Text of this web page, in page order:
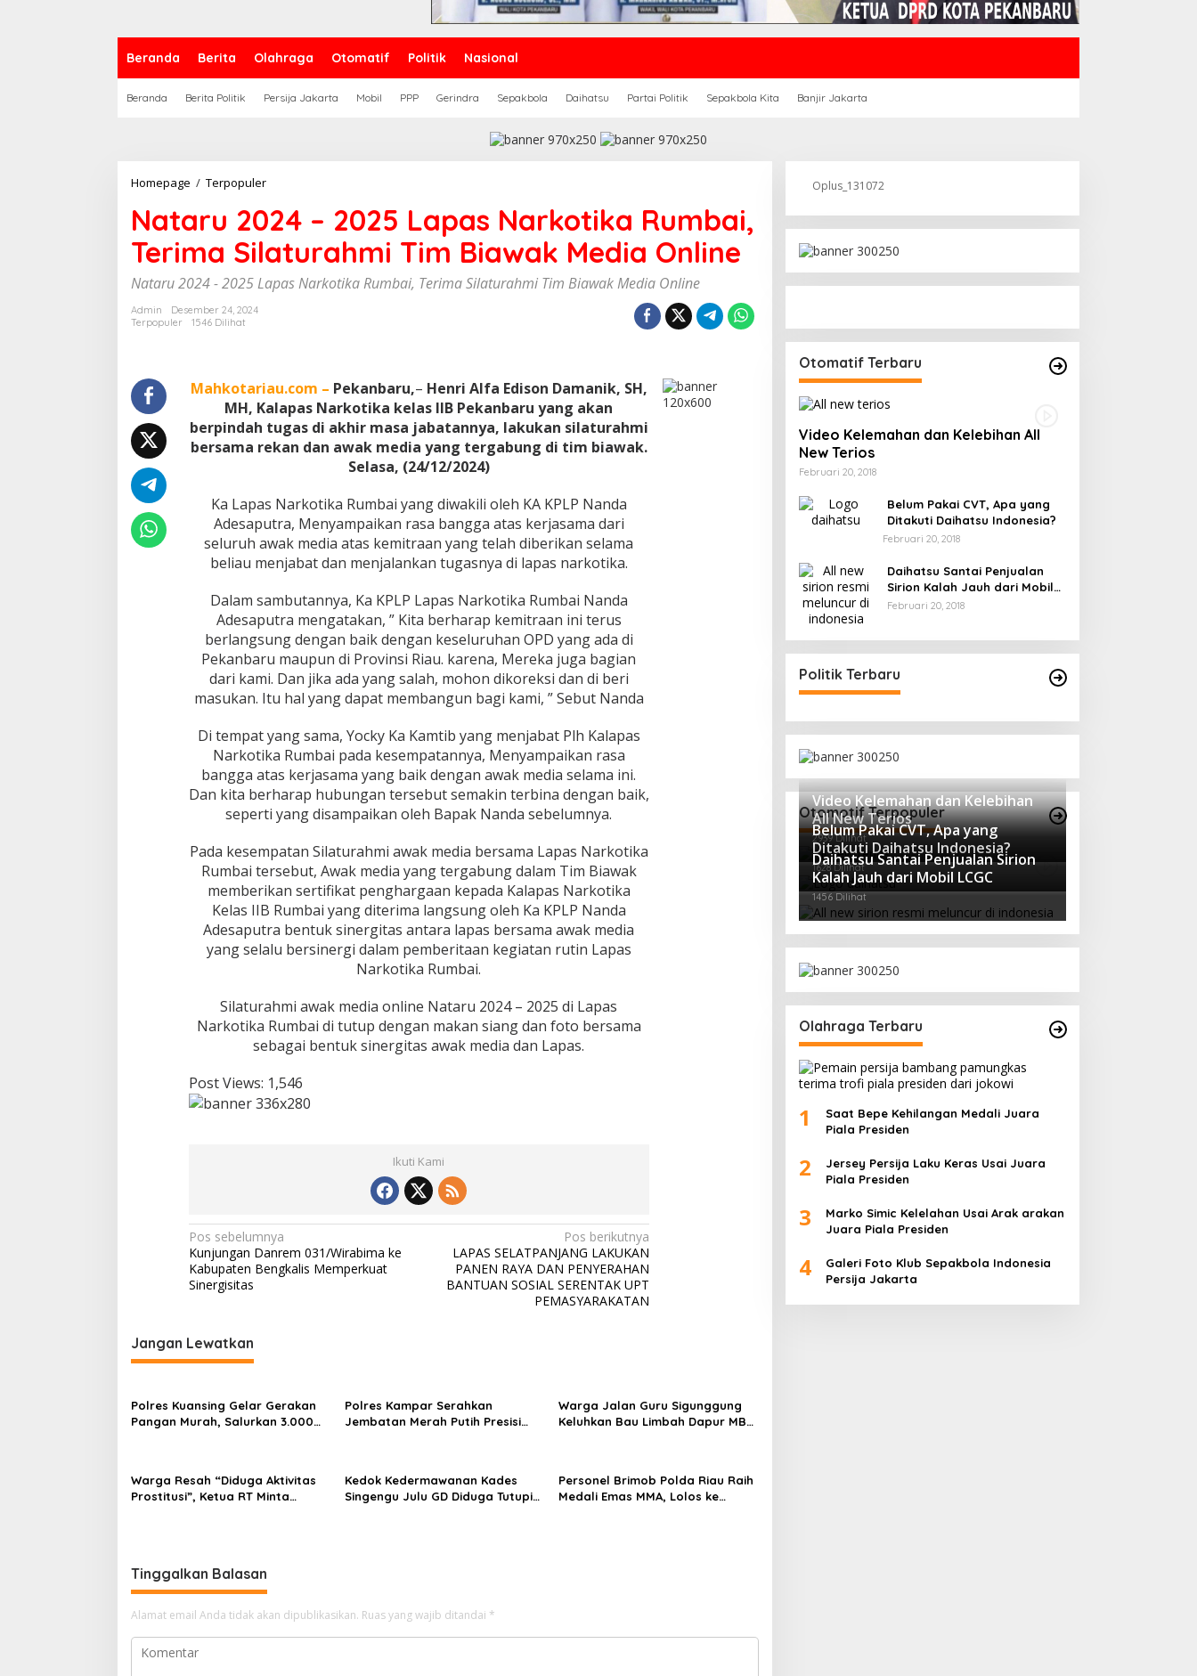
Beranda Berita Olahraga Otomatif Politik Nasional
Beranda Berita Politik Persija Jakarta Mobil PPP Gerindra Sepakbola Daihatsu Partai Politik Sepakbola Kita Banjir Jakarta
Homepage / Terpopuler
t
a
r
u
2
0
2
5
L
p
N
a
k
o
i
k
R
u
m
b
,
T
e
r
i
m
S
i
l
a
t
u
r
m
i
T
i
B
i
a
i
a
O
n
Nataru 2024 – 2025 Lapas Narkotika Rumbai,
Terima Silaturahmi Tim Biawak Media Online
Nataru 2024 - 2025 Lapas Narkotika Rumbai, Terima Silaturahmi Tim Biawak Media Online
Admin
Desember 24, 2024
Terpopuler
1546 Dilihat
Mahkotariau.com – Pekanbaru,– Henri Alfa Edison Damanik, SH,
MH, Kalapas Narkotika kelas IIB Pekanbaru yang akan
berpindah tugas di akhir masa jabatannya, lakukan silaturahmi
bersama rekan dan awak media yang tergabung di tim biawak.
Selasa, (24/12/2024)
Ka Lapas Narkotika Rumbai yang diwakili oleh KA KPLP Nanda
Adesaputra, Menyampaikan rasa bangga atas kerjasama dari
seluruh awak media atas kemitraan yang telah diberikan selama
beliau menjabat dan menjalankan tugasnya di lapas narkotika.
Dalam sambutannya, Ka KPLP Lapas Narkotika Rumbai Nanda
Adesaputra mengatakan, ” Kita berharap kemitraan ini terus
berlangsung dengan baik dengan keseluruhan OPD yang ada di
Pekanbaru maupun di Provinsi Riau. karena, Mereka juga bagian
dari kami. Dan jika ada yang salah, mohon dikoreksi dan di beri
masukan. Itu hal yang dapat membangun bagi kami, ” Sebut Nanda
Di tempat yang sama, Yocky Ka Kamtib yang menjabat Plh Kalapas
Narkotika Rumbai pada kesempatannya, Menyampaikan rasa
bangga atas kerjasama yang baik dengan awak media selama ini.
Dan kita berharap hubungan tersebut semakin terbina dengan baik,
seperti yang disampaikan oleh Bapak Nanda sebelumnya.
Pada kesempatan Silaturahmi awak media bersama Lapas Narkotika
Rumbai tersebut, Awak media yang tergabung dalam Tim Biawak
memberikan sertifikat penghargaan kepada Kalapas Narkotika
Kelas IIB Rumbai yang diterima langsung oleh Ka KPLP Nanda
Adesaputra bentuk sinergitas antara lapas bersama awak media
yang selalu bersinergi dalam pemberitaan kegiatan rutin Lapas
Narkotika Rumbai.
Silaturahmi awak media online Nataru 2024 – 2025 di Lapas
Narkotika Rumbai di tutup dengan makan siang dan foto bersama
sebagai bentuk sinergitas awak media dan Lapas.
Post Views: 1,546
Ikuti Kami
N
a
v
g
a
i
s
Pos sebelumnya
Kunjungan Danrem 031/Wirabima ke
Kabupaten Bengkalis Memperkuat
Sinergisitas
Pos berikutnya
LAPAS SELATPANJANG LAKUKAN
PANEN RAYA DAN PENYERAHAN
BANTUAN SOSIAL SERENTAK UPT
PEMASYARAKATAN
Jangan Lewatkan
Polres Kuansing Gelar Gerakan
Pangan Murah, Salurkan 3.000
Polres Kampar Serahkan
Jembatan Merah Putih Presisi
Warga Jalan Guru Sigunggung
Keluhkan Bau Limbah Dapur MBG
Warga Resah “Diduga Aktivitas
Prostitusi”, Ketua RT Minta
Kedok Kedermawanan Kades
Singengu Julu GD Diduga Tutupi
Personel Brimob Polda Riau Raih
Medali Emas MMA, Lolos ke
Tinggalkan Balasan
Alamat email Anda tidak akan dipublikasikan. Ruas yang wajib ditandai *
Oplus_131072
Otomatif Terbaru
Video Kelemahan dan Kelebihan All
New Terios
Februari 20, 2018
Belum Pakai CVT, Apa yang
Ditakuti Daihatsu Indonesia?
Februari 20, 2018
Daihatsu Santai Penjualan
Sirion Kalah Jauh dari Mobil
LCGC
Februari 20, 2018
Politik Terbaru
Otomotif Terpopuler
Video Kelemahan dan Kelebihan
All New Terios
2939 Dilihat
Belum Pakai CVT, Apa yang
Ditakuti Daihatsu Indonesia?
1628 Dilihat
Daihatsu Santai Penjualan Sirion
Kalah Jauh dari Mobil LCGC
1456 Dilihat
Olahraga Terbaru
1
Saat Bepe Kehilangan Medali Juara
Piala Presiden
2
Jersey Persija Laku Keras Usai Juara
Piala Presiden
3
Marko Simic Kelelahan Usai Arak arakan
Juara Piala Presiden
4
Galeri Foto Klub Sepakbola Indonesia
Persija Jakarta